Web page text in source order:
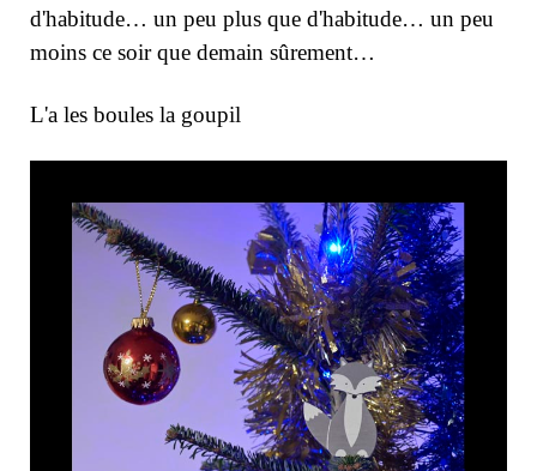
d'habitude… un peu plus que d'habitude… un peu
moins ce soir que demain sûrement…
L'a les boules la goupil